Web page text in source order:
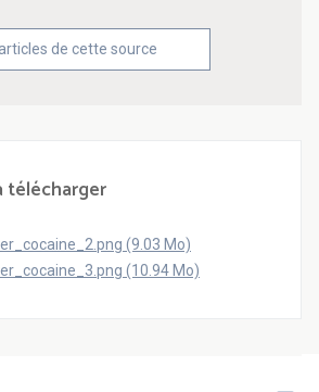
de cette source
télécharger
(9.03 Mo)
(10.94 Mo)